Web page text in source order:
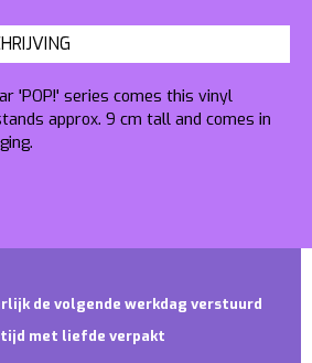
'POP!' series comes this vinyl
approx. 9 cm tall and comes in
de volgende werkdag verstuurd
met liefde verpakt